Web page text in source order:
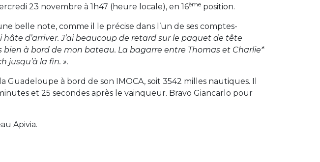
23 novembre à 1h47 (heure locale), en 16ème position.
belle note, comme il le précise dans l’un de ses comptes-
hâte d’arriver. J’ai beaucoup de retard sur le paquet de tête
à bord de mon bateau. La bagarre entre Thomas et Charlie*
jusqu’à la fin. ».
Guadeloupe à bord de son IMOCA, soit 3542 milles nautiques. Il
et 25 secondes après le vainqueur. Bravo Giancarlo pour
Apivia.